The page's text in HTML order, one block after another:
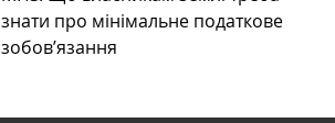
знати про мінімальне податкове
зобов’язання